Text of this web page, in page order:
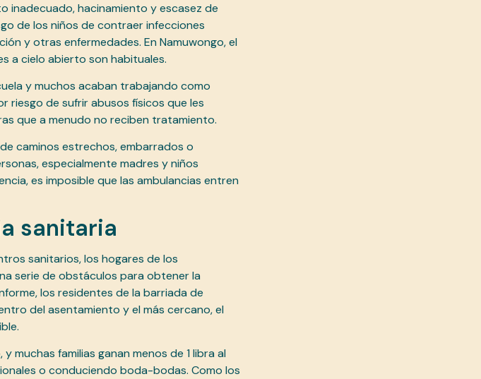
inadecuado, hacinamiento y escasez de
de los niños de contraer infecciones
y otras enfermedades. En Namuwongo, el
a cielo abierto son habituales.
y muchos acaban trabajando como
riesgo de sufrir abusos físicos que les
que a menudo no reciben tratamiento.
caminos estrechos, embarrados o
especialmente madres y niños
es imposible que las ambulancias entren
sanitaria
sanitarios, los hogares de los
serie de obstáculos para obtener la
los residentes de la barriada de
del asentamiento y el más cercano, el
muchas familias ganan menos de 1 libra al
o conduciendo boda-bodas. Como los